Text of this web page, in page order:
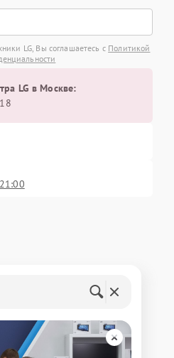
LG, Вы соглашаетесь с Политикой
LG в Москве: